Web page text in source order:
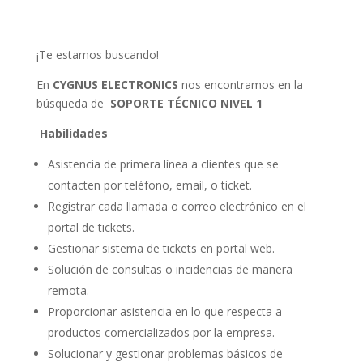
¡Te estamos buscando!
En CYGNUS ELECTRONICS nos encontramos en la
búsqueda de SOPORTE TÉCNICO NIVEL 1
Habilidades
Asistencia de primera línea a clientes que se
contacten por teléfono, email, o ticket.
Registrar cada llamada o correo electrónico en el
portal de tickets.
Gestionar sistema de tickets en portal web.
Solución de consultas o incidencias de manera
remota.
Proporcionar asistencia en lo que respecta a
productos comercializados por la empresa.
Solucionar y gestionar problemas básicos de